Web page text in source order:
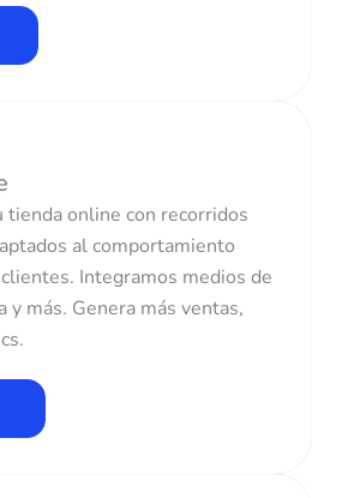
tienda online con recorridos
al comportamiento
Integramos medios de
y más. Genera más ventas,